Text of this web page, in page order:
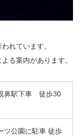
れています。
る案内があります。
鼻駅下車 徒歩30
ツ公園に駐車 徒歩